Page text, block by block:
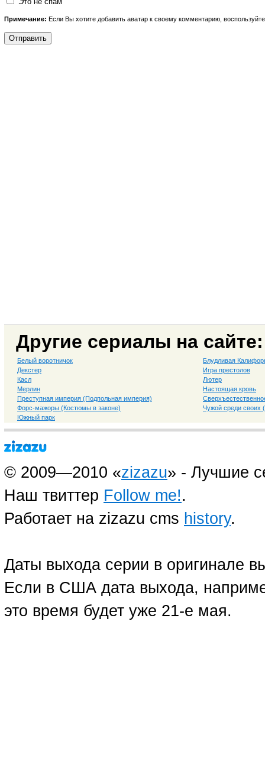
Примечание: Если Вы хотите добавить аватар к своему комментарию,
Другие сериалы на сайте:
Белый воротничок
Блудливая
Декстер
Игра престолов
Касл
Лютер
Мерлин
Настоящая кровь
Преступная империя (Подпольная империя)
Форс-мажоры (Костюмы в законе)
Чужой среди своих
Южный парк
© 2009—2010 «zizazu» - Лучшие
Наш твиттер Follow me!.
Работает на zizazu cms history.
Даты выхода серии в оригинале
Если в США дата выхода,
это время будет уже 21-е мая.